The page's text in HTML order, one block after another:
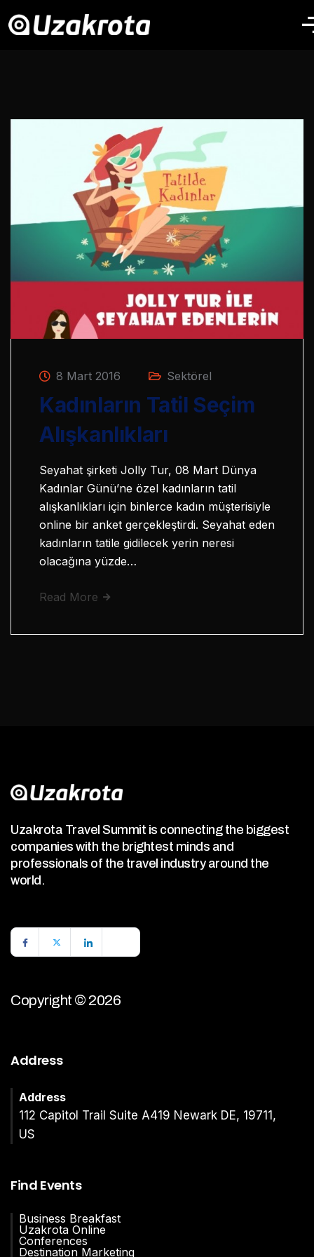
8 Mart 2016 Sektörel
Kadınların Tatil Seçim
Alışkanlıkları
Seyahat şirketi Jolly Tur, 08 Mart Dünya
Kadınlar Günü’ne özel kadınların tatil
alışkanlıkları için binlerce kadın müşterisiyle
online bir anket gerçekleştirdi. Seyahat eden
kadınların tatile gidilecek yerin neresi
olacağına yüzde…
Read More
Uzakrota Travel Summit is connecting the biggest
companies with the brightest minds and
professionals of the travel industry around the
world.
Copyright © 2026
Address
Address
112 Capitol Trail Suite A419 Newark DE, 19711,
US
Find Events
Business Breakfast
Uzakrota Online
Conferences
Destination Marketing